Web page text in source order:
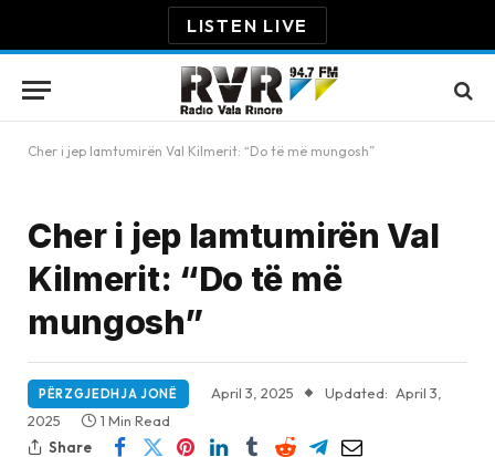
LISTEN LIVE
Cher i jep lamtumirën Val Kilmerit: “Do të më mungosh”
Cher i jep lamtumirën Val
Kilmerit: “Do të më
mungosh”
PËRZGJEDHJA JONË April 3, 2025 Updated: April 3,
2025
1 Min Read
Share